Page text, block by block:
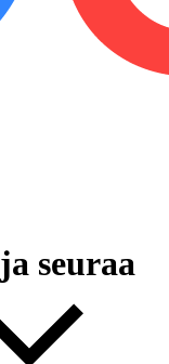
ja seuraa